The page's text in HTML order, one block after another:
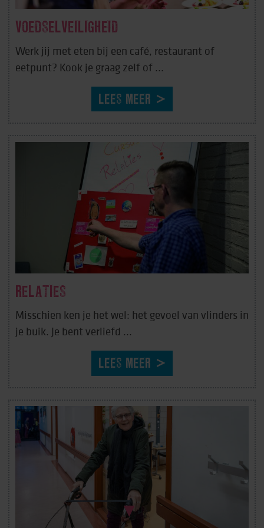
Scroll naar beneden
VOEDSELVEILIGHEID
Werk jij met eten bij een café, restaurant of
eetpunt? Kook je graag zelf of ...
LEES MEER
RELATIES
Misschien ken je het wel: het gevoel van vlinders in
je buik. Je bent verliefd ...
LEES MEER